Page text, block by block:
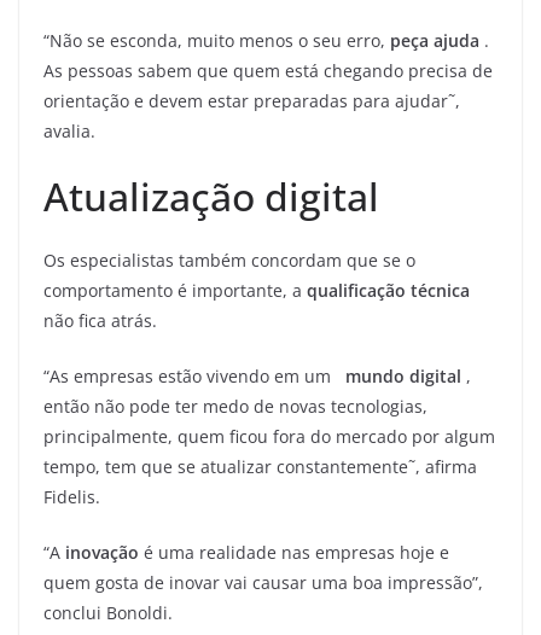
“Não se esconda, muito menos o seu erro, peça ajuda .
As pessoas sabem que quem está chegando precisa de
orientação e devem estar preparadas para ajudar˜,
avalia.
Atualização digital
Os especialistas também concordam que se o
comportamento é importante, a qualificação técnica
não fica atrás.
“As empresas estão vivendo em um mundo digital ,
então não pode ter medo de novas tecnologias,
principalmente, quem ficou fora do mercado por algum
tempo, tem que se atualizar constantemente˜, afirma
Fidelis.
“A inovação é uma realidade nas empresas hoje e
quem gosta de inovar vai causar uma boa impressão”,
conclui Bonoldi.